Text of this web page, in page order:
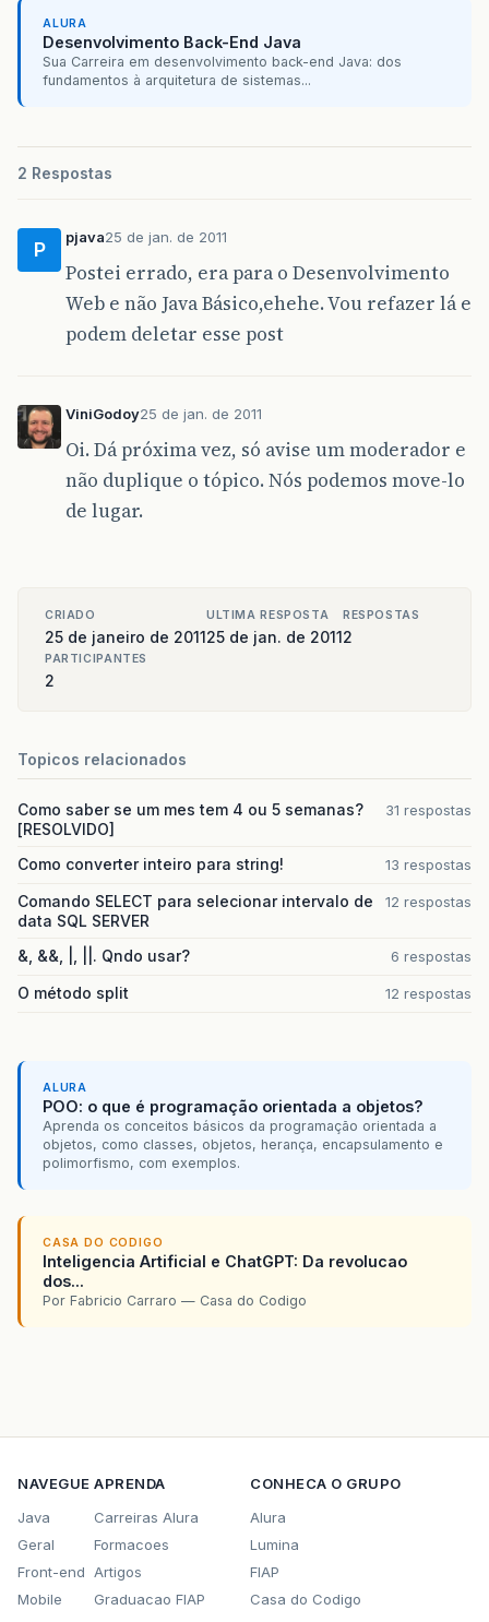
ALURA
Desenvolvimento Back-End Java
Sua Carreira em desenvolvimento back-end Java: dos
fundamentos à arquitetura de sistemas...
2 Respostas
P
pjava25 de jan. de 2011
Postei errado, era para o Desenvolvimento
Web e não Java Básico,ehehe. Vou refazer lá e
podem deletar esse post
ViniGodoy25 de jan. de 2011
Oi. Dá próxima vez, só avise um moderador e
não duplique o tópico. Nós podemos move-lo
de lugar.
CRIADO
25 de janeiro de 2011
ULTIMA RESPOSTA
25 de jan. de 2011
RESPOSTAS
2
PARTICIPANTES
2
Topicos relacionados
Como saber se um mes tem 4 ou 5 semanas?
[RESOLVIDO]
31 respostas
Como converter inteiro para string! 13 respostas
Comando SELECT para selecionar intervalo de
data SQL SERVER
12 respostas
&, &&, |, ||. Qndo usar? 6 respostas
O método split 12 respostas
ALURA
POO: o que é programação orientada a objetos?
Aprenda os conceitos básicos da programação orientada a
objetos, como classes, objetos, herança, encapsulamento e
polimorfismo, com exemplos.
CASA DO CODIGO
Inteligencia Artificial e ChatGPT: Da revolucao
dos...
Por Fabricio Carraro — Casa do Codigo
NAVEGUE
Java
Geral
Front-end
Mobile
APRENDA
Carreiras Alura
Formacoes
Artigos
Graduacao FIAP
CONHECA O GRUPO
Alura
Lumina
FIAP
Casa do Codigo